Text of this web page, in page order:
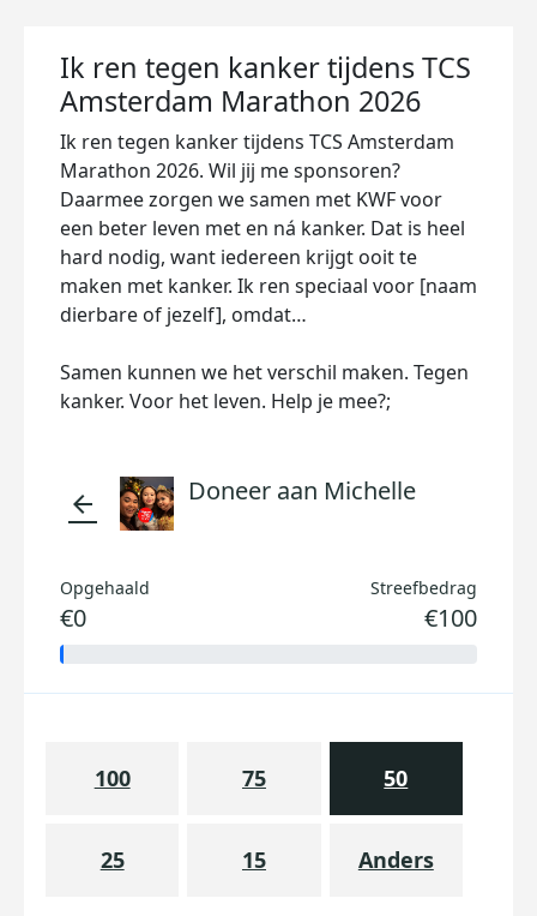
Ik ren tegen kanker tijdens TCS
Amsterdam Marathon 2026
Ik ren tegen kanker tijdens TCS Amsterdam
Marathon 2026. Wil jij me sponsoren?
Daarmee zorgen we samen met KWF voor
een beter leven met en ná kanker. Dat is heel
hard nodig, want iedereen krijgt ooit te
maken met kanker. Ik ren speciaal voor [naam
dierbare of jezelf], omdat…
Samen kunnen we het verschil maken. Tegen
kanker. Voor het leven. Help je mee?;
arrow_back Doneer aan Michelle
Opgehaald
€0
Streefbedrag
€100
100 75 50
25 15 Anders